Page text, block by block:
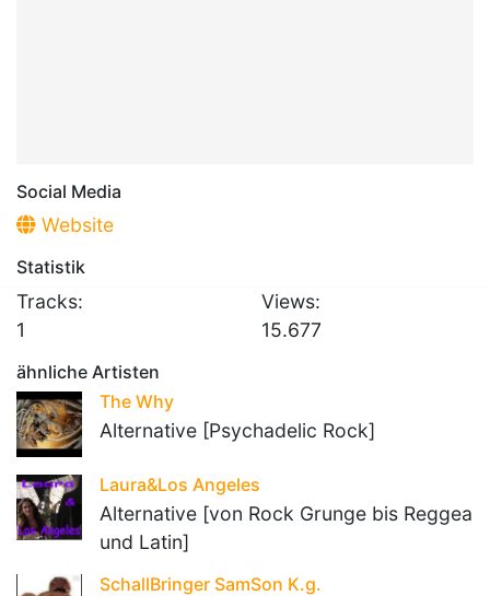
Social Media
Website
Statistik
Tracks:
1
Views:
15.677
ähnliche Artisten
The Why
Alternative [Psychadelic Rock]
Laura&Los Angeles
Alternative [von Rock Grunge bis Reggea
und Latin]
SchallBringer SamSon K.g.